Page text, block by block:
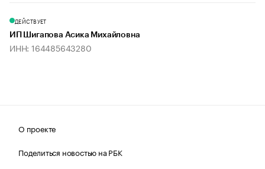
ДЕЙСТВУЕТ
ИП Шигапова Асика Михайловна
ИНН: 164485643280
О проекте
Поделиться новостью на РБК